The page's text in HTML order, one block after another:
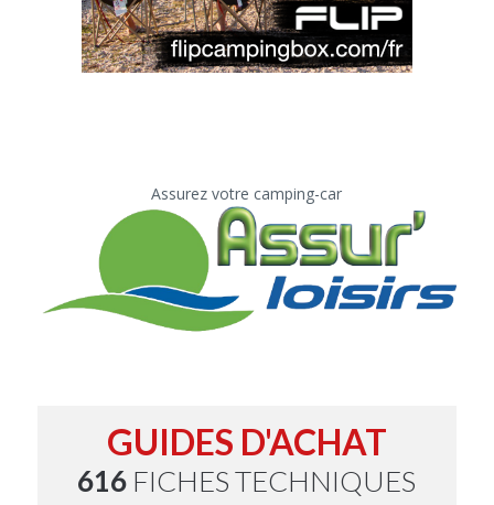
Assurez votre camping-car
GUIDES D'ACHAT
616 FICHES TECHNIQUES